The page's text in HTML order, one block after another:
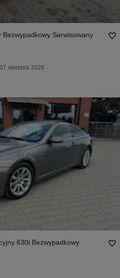
Bezwypadkowy Serwisowany
sierpnia 2026
630i Bezwypadkowy